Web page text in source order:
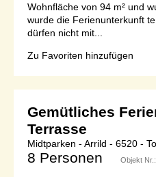
Wohnfläche von 94 m² und
wurde die Ferienunterkunft
dürfen nicht mit...
Zu Favoriten hinzufügen
Gemütliches
Terrasse
Midtparken - Arrild - 6520 -
8 Personen Objekt Nr.: